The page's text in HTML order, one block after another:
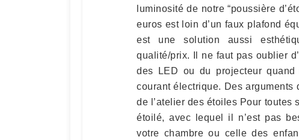
luminosité de notre “poussière
euros est loin d’un faux plafond
est une solution aussi
qualité/prix. Il ne faut pas oublier
des LED ou du projecteur
courant électrique. Des
de l’atelier des étoiles Pour toutes
étoilé, avec lequel il n’est pas
votre chambre ou celle des